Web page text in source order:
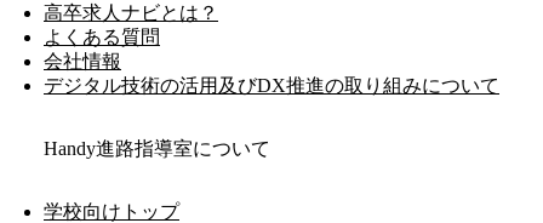
高卒求人ナビとは？
よくある質問
会社情報
デジタル技術の活用及びDX推進の取り組みについて
Handy進路指導室について
学校向けトップ